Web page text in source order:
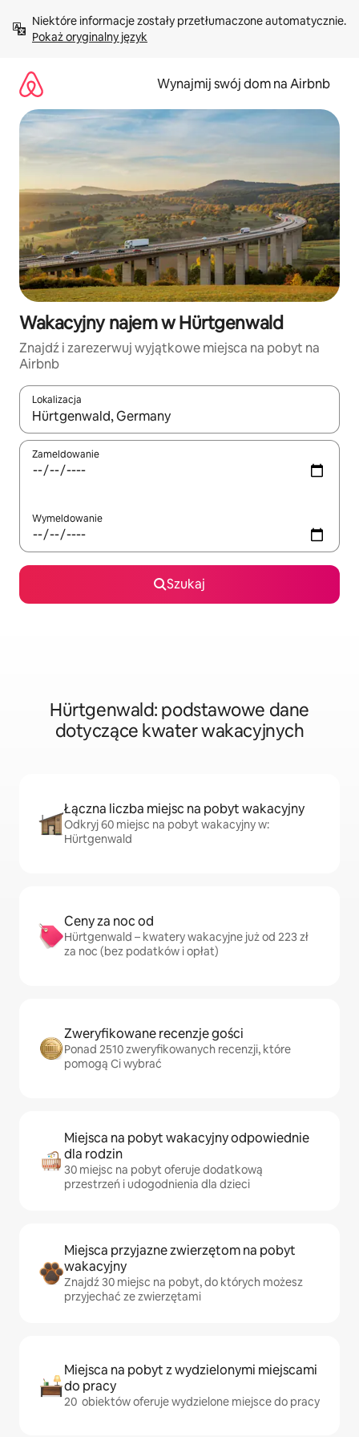
treści Pokaż oryginalny język
Wynajmij swój dom na Airbnb
Wakacyjny najem w Hürtgenwald
Znajdź i zarezerwuj wyjątkowe miejsca na pobyt na
Airbnb
Lokalizacja
Gdy wyniki będą dostępne, możesz poruszać się po nich za
Zameldowanie
Wymeldowanie
Szukaj
Hürtgenwald: podstawowe dane
dotyczące kwater wakacyjnych
Łączna liczba miejsc na pobyt wakacyjny
Odkryj 60 miejsc na pobyt wakacyjny w:
Hürtgenwald
Ceny za noc od
Hürtgenwald – kwatery wakacyjne już od 223 zł
za noc (bez podatków i opłat)
Zweryfikowane recenzje gości
Ponad 2510 zweryfikowanych recenzji, które
pomogą Ci wybrać
Miejsca na pobyt wakacyjny odpowiednie
dla rodzin
30 miejsc na pobyt oferuje dodatkową
przestrzeń i udogodnienia dla dzieci
Miejsca przyjazne zwierzętom na pobyt
wakacyjny
Znajdź 30 miejsc na pobyt, do których możesz
przyjechać ze zwierzętami
Miejsca na pobyt z wydzielonymi miejscami
do pracy
20 obiektów oferuje wydzielone miejsce do pracy